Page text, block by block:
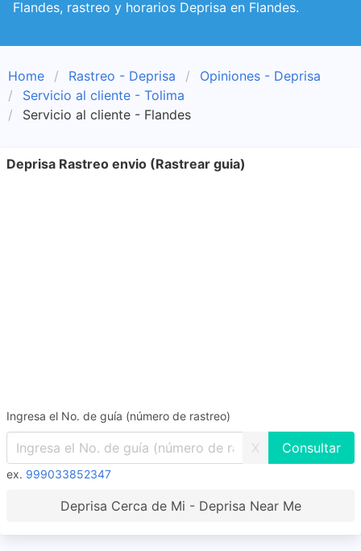
Flandes, rastreo y horarios Deprisa en Flandes.
Home Rastreo - Deprisa
Opiniones - Deprisa
Servicio al cliente - Tolima
Servicio al cliente - Flandes
Deprisa Rastreo envio (Rastrear guia)
Ingresa el No. de guía (número de rastreo)
X
ex. 999033852347
Deprisa Cerca de Mi - Deprisa Near Me